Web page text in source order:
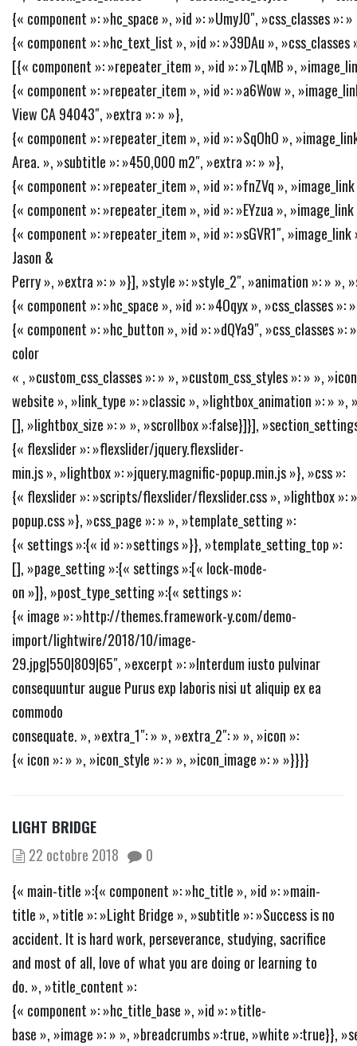
{« component »: »hc_space », »id »: »UmyJ0″, »css_classes
{« component »: »hc_text_list », »id »: »39DAu »,
[{« component »: »repeater_item », »id »: »7LqMB »,
{« component »: »repeater_item », »id »: »a6Wow »,
View CA 94043″, »extra »: » »},
{« component »: »repeater_item », »id »: »SqOhO »,
Area. », »subtitle »: »450,000 m2″, »extra »: » »},
{« component »: »repeater_item », »id »: »fnZVq »,
{« component »: »repeater_item », »id »: »EYzua »,
{« component »: »repeater_item », »id »: »sGVR1″,
Jason &
Perry », »extra »: » »}], »style »: »style_2″, »animation »: » »,
{« component »: »hc_space », »id »: »4Oqyx », »css_classes
{« component »: »hc_button », »id »: »dQYa9″, »css_classes »:
color
« , »custom_css_classes »: » », »custom_css_styles »: » »,
website », »link_type »: »classic », »lightbox_animation »: »
[], »lightbox_size »: » », »scrollbox »:false}]}],
{« flexslider »: »flexslider/jquery.flexslider-
min.js », »lightbox »: »jquery.magnific-popup.min.js »}, »css »:
{« flexslider »: »scripts/flexslider/flexslider.css », »lightbox »:
popup.css »}, »css_page »: » », »template_setting »:
{« settings »:{« id »: »settings »}}, »template_setting_top »:
[], »page_setting »:{« settings »:[« lock-mode-
on »]}, »post_type_setting »:{« settings »:
{« image »: »http://themes.framework-y.com/demo-
import/lightwire/2018/10/image-
29.jpg|550|809|65″, »excerpt »: »Interdum iusto pulvinar
consequuntur augue Purus exp laboris nisi ut aliquip ex ea
commodo
consequate. », »extra_1″: » », »extra_2″: » », »icon »:
{« icon »: » », »icon_style »: » », »icon_image »: » »}}}}
LIGHT BRIDGE
22 octobre 2018
0
{« main-title »:{« component »: »hc_title », »id »: »main-
title », »title »: »Light Bridge », »subtitle »: »Success is no
accident. It is hard work, perseverance, studying, sacrifice
and most of all, love of what you are doing or learning to
do. », »title_content »:
{« component »: »hc_title_base », »id »: »title-
base », »image »: » », »breadcrumbs »:true, »white »:true}},